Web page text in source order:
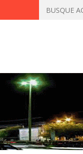
Homem que